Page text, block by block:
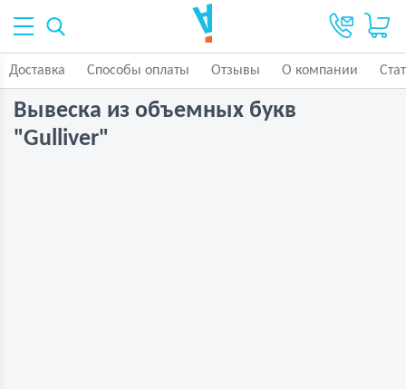
Доставка Способы оплаты Отзывы О компании
Вывеска из объемных букв
"Gulliver"